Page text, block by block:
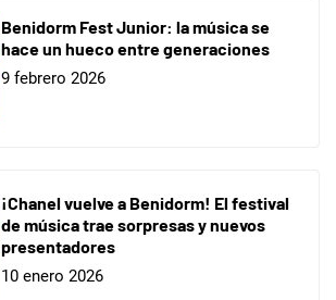
Benidorm Fest Junior: la música se
hace un hueco entre generaciones
9 febrero 2026
¡Chanel vuelve a Benidorm! El festival
de música trae sorpresas y nuevos
presentadores
10 enero 2026